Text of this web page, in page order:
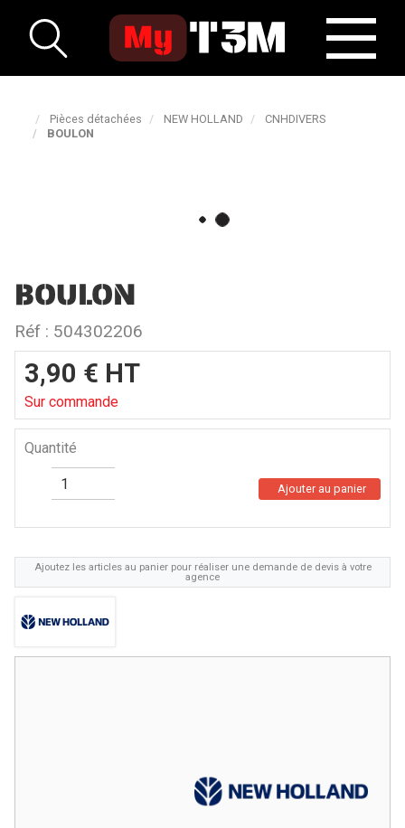
Pièces détachées NEW HOLLAND
CNHDIVERS
BOULON
BOULON
Réf : 504302206
Ajoutez les articles au panier pour réaliser une demande de devis à votre
agence
3,90 € HT
Sur commande
Quantité
Ajouter au panier